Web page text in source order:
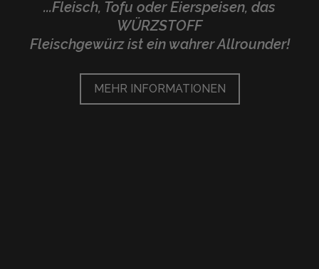
...Fleisch, Tofu oder Eierspeisen, das
WÜRZSTOFF
Fleischgewürz ist ein wahrer Allrounder!
MEHR INFORMATIONEN